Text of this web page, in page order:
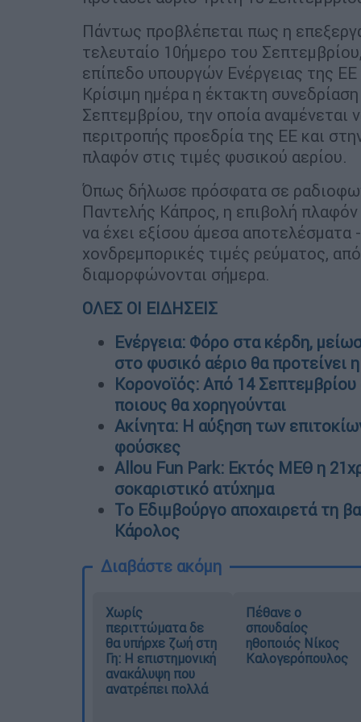
Πάντως προβλέπεται πως η
τελευταίο 10ήμερο του
επίπεδο υπουργών Ενέργειας της
Κρίσιμη ημέρα η έκτακτη
Σεπτεμβρίου, την οποία αναμένεται
περιτροπής προεδρία της ΕΕ και
πλαφόν στις τιμές φυσικού αερίου.
Όπως δήλωσε πρόσφατα σε
Παντελής Κάπρος, η επιβολή
να έχει εξίσου άμεσα αποτελέσματα
χονδρεμπορικές τιμές ρεύματος,
διαμορφώνονται σήμερα.
ΟΛΕΣ ΟΙ ΕΙΔΗΣΕΙΣ
Ενέργεια: Φόρο στα κέρδη,
στο φυσικό αέριο θα προτείνει
Κορονοϊός: Από 14
ποιους θα χορηγούνται
Ακίνητα: Η αύξηση των
φούσκες
Allou Fun Park: Εκτός ΜΕΘ η
σοκαριστικό ατύχημα
Το Εδιμβούργο αποχαιρετά τη
Κάρολος
Διαβάστε ακόμη
Χωρίς
περιττώματα δε
θα υπήρχε ζωή στη
Γη: Η επιστημονική
ανακάλυψη που
ανατρέπει πολλά
Πέθανε ο
σπουδαίος
ηθοποιός Νίκος
Καλογερόπουλος